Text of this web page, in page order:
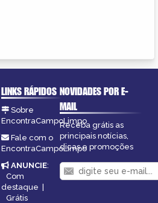
LINKS RÁPIDOS
Sobre
EncontraCampoLimpo
Fale com o
EncontraCampoLimpo
ANUNCIE:
Com
destaque |
Grátis
NOVIDADES POR E-
MAIL
Receba grátis as
principais notícias,
dicas e promoções